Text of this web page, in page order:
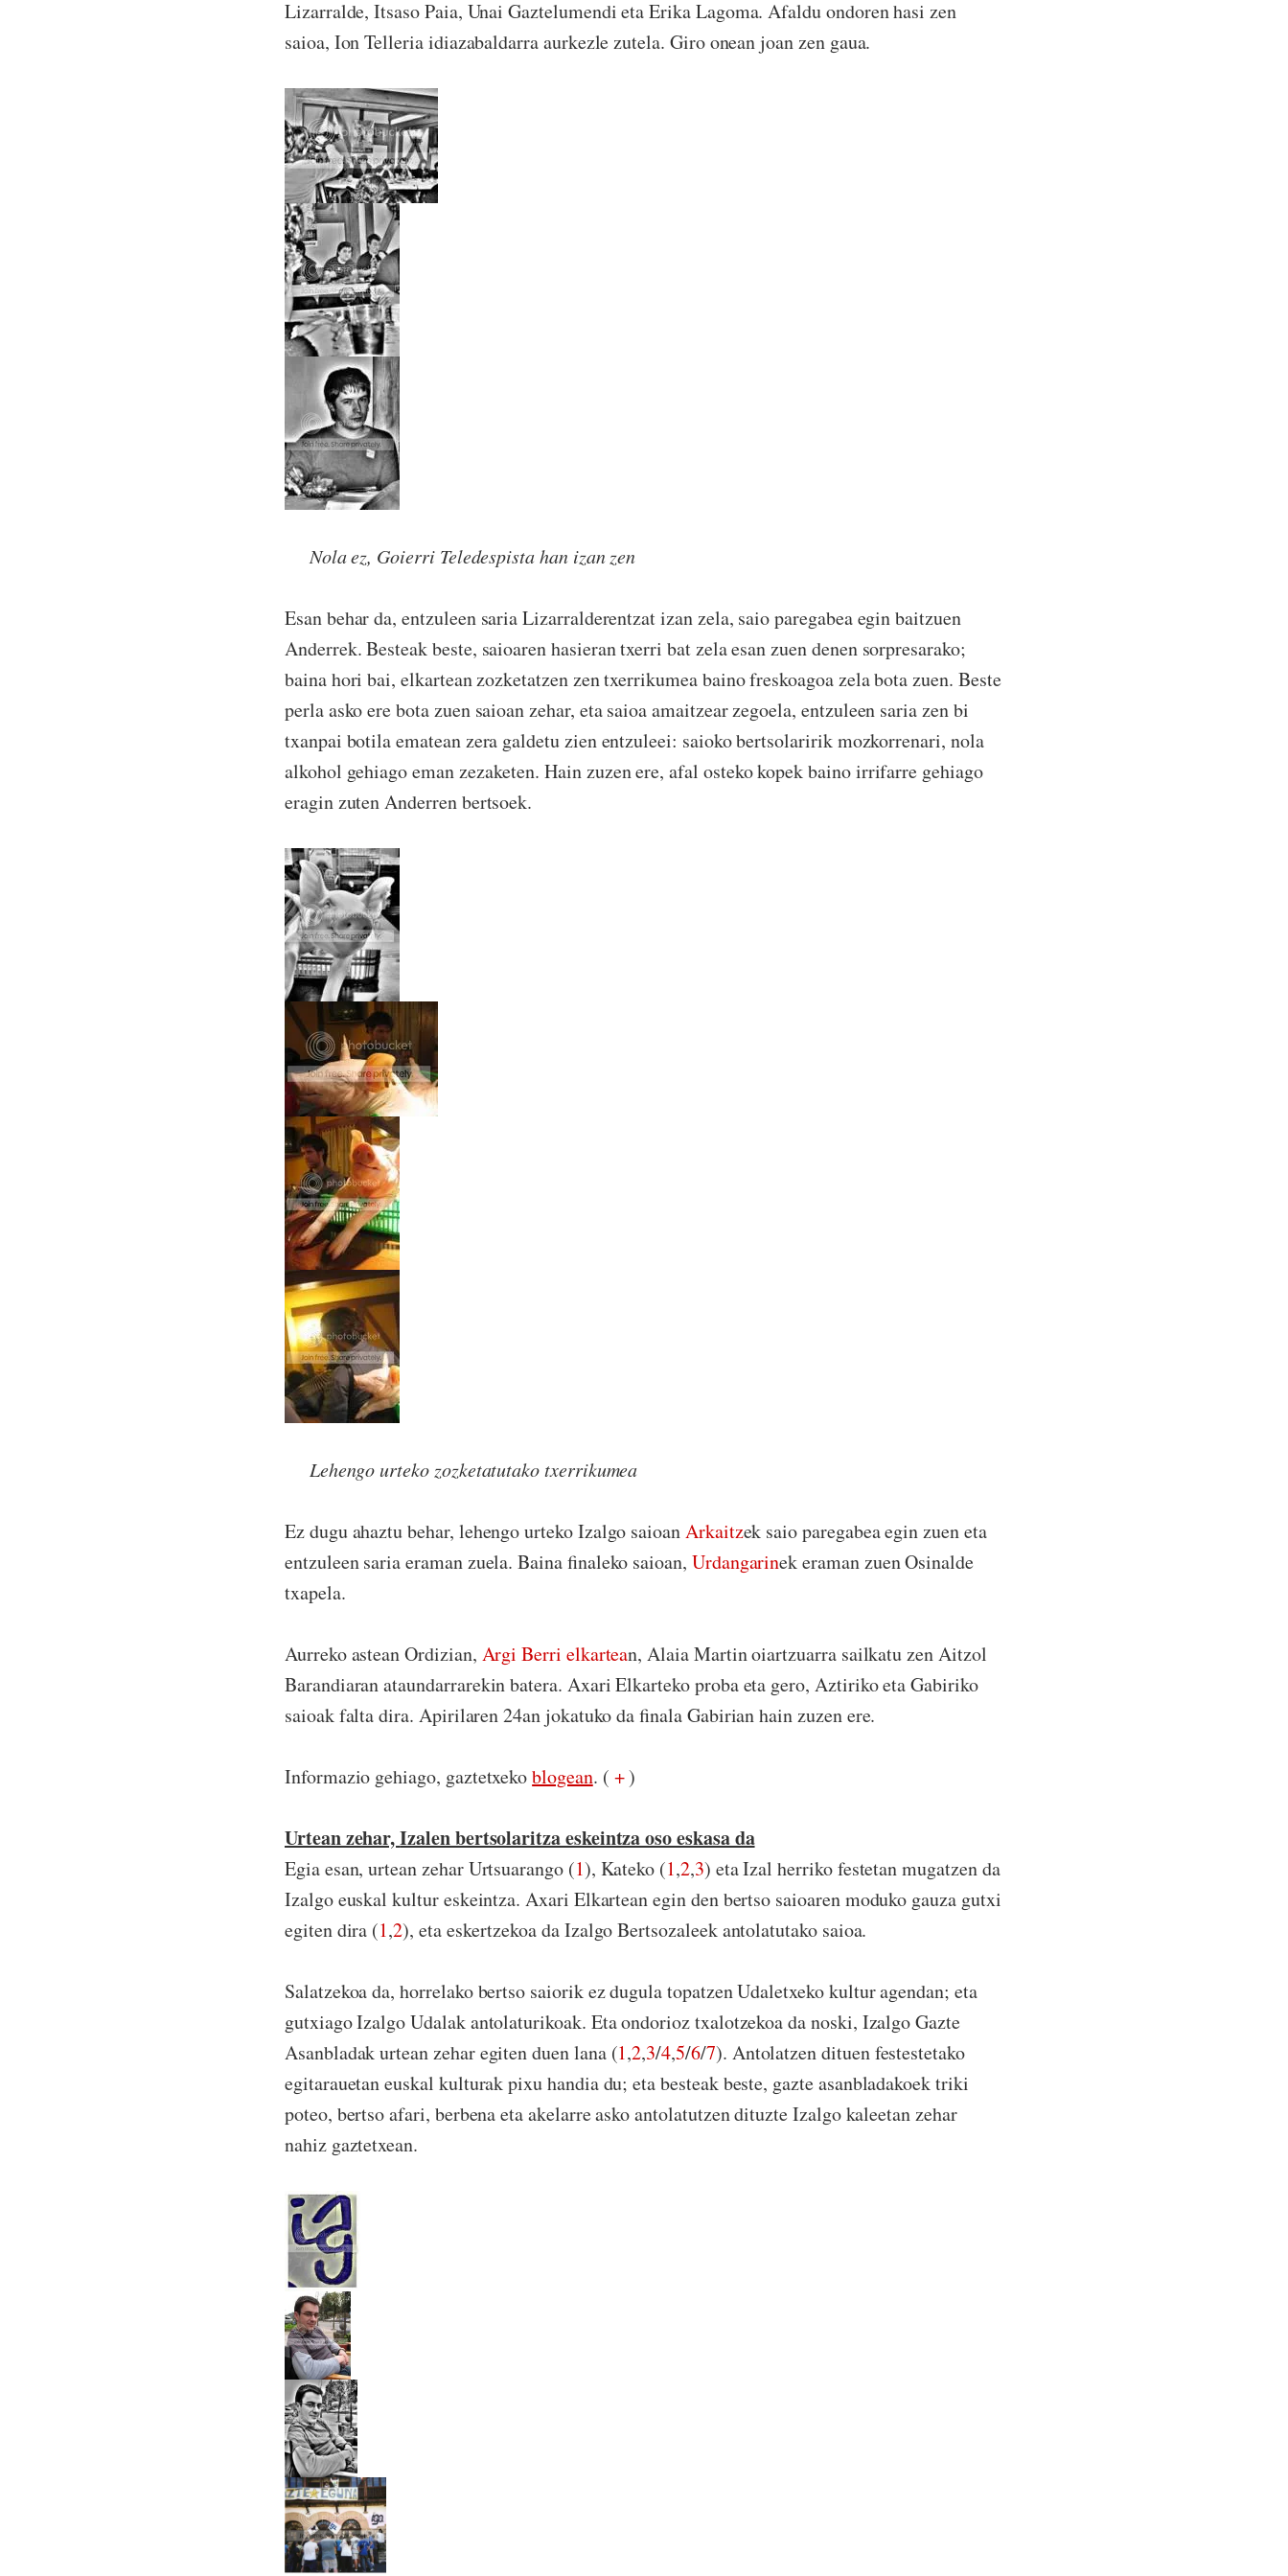
Lizarralde, Itsaso Paia, Unai Gaztelumendi eta Erika Lagoma. Afaldu ondoren hasi zen
saioa, Ion Telleria idiazabaldarra aurkezle zutela. Giro onean joan zen gaua.
Nola ez, Goierri Teledespista han izan zen
Esan behar da, entzuleen saria Lizarralderentzat izan zela, saio paregabea egin baitzuen
Anderrek. Besteak beste, saioaren hasieran txerri bat zela esan zuen denen sorpresarako;
baina hori bai, elkartean zozketatzen zen txerrikumea baino freskoagoa zela bota zuen. Beste
perla asko ere bota zuen saioan zehar, eta saioa amaitzear zegoela, entzuleen saria zen bi
txanpai botila ematean zera galdetu zien entzuleei: saioko bertsolaririk mozkorrenari, nola
alkohol gehiago eman zezaketen. Hain zuzen ere, afal osteko kopek baino irrifarre gehiago
eragin zuten Anderren bertsoek.
Lehengo urteko zozketatutako txerrikumea
Ez dugu ahaztu behar, lehengo urteko Izalgo saioanArkaitzek saio paregabea egin zuen eta
entzuleen saria eraman zuela. Baina finaleko saioan, Urdangarinek eraman zuen Osinalde
txapela.
Aurreko astean Ordizian, Argi Berri elkartean, Alaia Martin oiartzuarra sailkatu zen Aitzol
Barandiaran ataundarrarekin batera. Axari Elkarteko proba eta gero, Aztiriko eta Gabiriko
saioak falta dira. Apirilaren 24an jokatuko da finala Gabirian hain zuzen ere.
Informazio gehiago, gaztetxekoblogean. ( +)
Urtean zehar,Izalen bertsolaritza eskeintza oso eskasa da
Egia esan, urtean zehar Urtsuarango (1), Kateko (1,2,3) eta Izal herriko festetan mugatzen da
Izalgo euskal kultur eskeintza. Axari Elkartean egin den bertso saioaren moduko gauza gutxi
egiten dira (1,2), eta eskertzekoa da Izalgo Bertsozaleek antolatutako saioa.
Salatzekoa da, horrelako bertso saiorik ez dugula topatzen Udaletxeko kultur agendan; eta
gutxiago Izalgo Udalak antolaturikoak. Eta ondorioz txalotzekoa da noski, Izalgo Gazte
Asanbladak urtean zehar egiten duen lana (1,2,3/4,5/6/7). Antolatzen dituen festestetako
egitarauetan euskal kulturak pixu handia du; eta besteak beste, gazte asanbladakoek triki
poteo, bertso afari, berbena eta akelarre asko antolatutzen dituzte Izalgo kaleetan zehar
nahiz gaztetxean.